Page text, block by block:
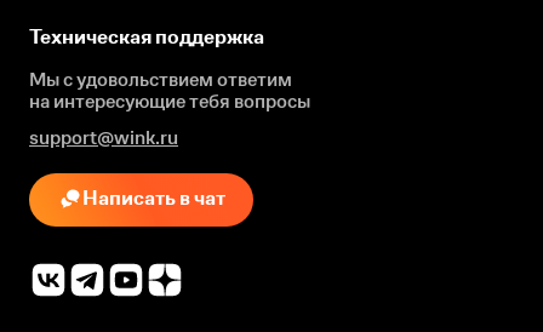
Техническая поддержка
Мы с удовольствием ответим
на интересующиетебя вопросы
support@wink.ru
Написать в чат